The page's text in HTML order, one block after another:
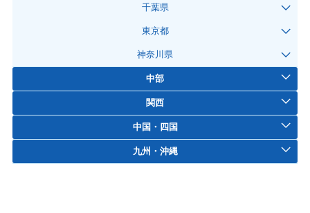
千葉県
東京都
神奈川県
中部
関西
中国・四国
九州・沖縄